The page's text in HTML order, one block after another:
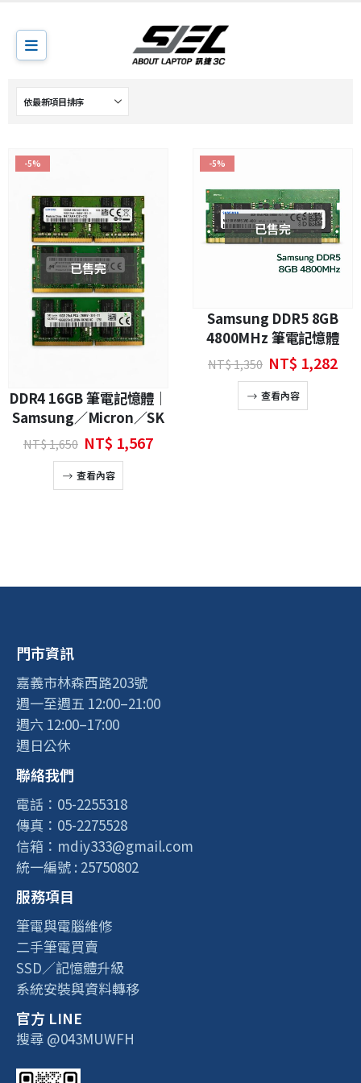
-5%
已售完
DDR4 16GB 筆電記憶體｜
Samsung／Micron／SK
hynix｜隨機出貨 二手良
品
NT$1,650 原
始
價
格：
NT$ 1,567目
查看內容
-5%
已售完
Samsung DDR5 8GB
4800MHz 筆電記憶體
NT$1,350 原
始
價
格：
NT$ 1,282
前
查看內容
門市資訊
嘉義市林森西路203號
週一至週五 12:00–21:00
週六 12:00–17:00
週日公休
聯絡我們
電話：05-2255318
傳真：05-2275528
信箱：mdiy333@gmail.com
統一編號 : 25750802
服務項目
筆電與電腦維修
二手筆電買賣
SSD／記憶體升級
系統安裝與資料轉移
官方 LINE
搜尋 @043MUWFH